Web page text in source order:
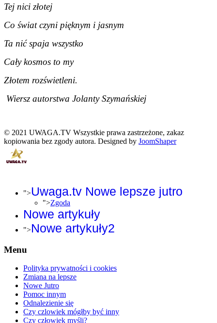
Tej nici złotej
Co świat czyni pięknym i jasnym
Ta nić spaja wszystko
Cały kosmos to my
Złotem rozświetleni.
Wiersz autorstwa Jolanty Szymańskiej
© 2021 UWAGA.TV Wszystkie prawa zastrzeżone, zakaz
kopiowania bez zgody autora. Designed by JoomShaper
">Uwaga.tv Nowe lepsze jutro
">Zgoda
Nowe artykuły
">Nowe artykuły2
Menu
Polityka prywatności i cookies
Zmiana na lepsze
Nowe Jutro
Pomoc innym
Odnalezienie się
Czy czlowiek mógłby być inny
Czy człowiek myśli?